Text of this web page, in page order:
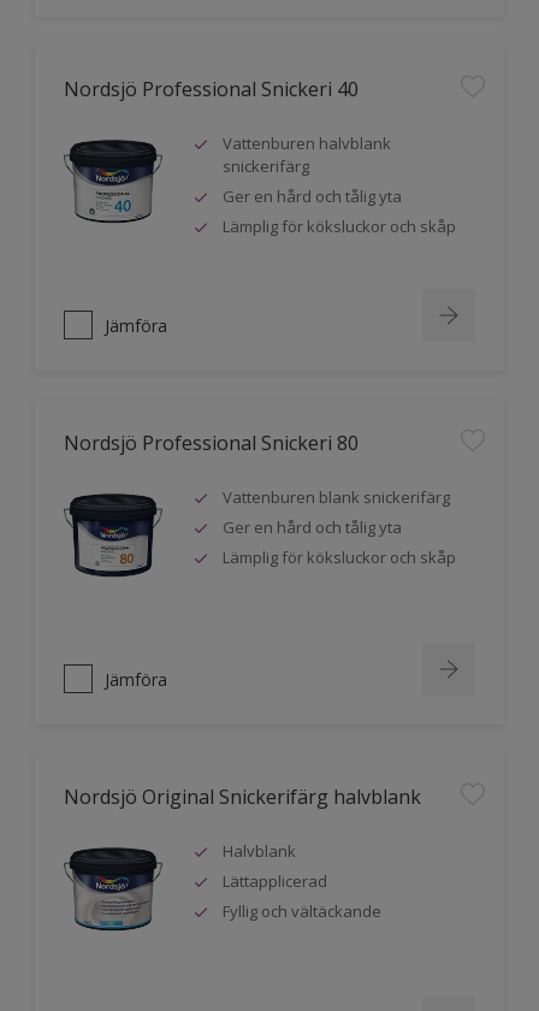
Nordsjö Professional Snickeri 40
Vattenburen halvblank
snickerifärg
Ger en hård och tålig yta
Lämplig för köksluckor och skåp
Jämföra
Nordsjö Professional Snickeri 80
Vattenburen blank snickerifärg
Ger en hård och tålig yta
Lämplig för köksluckor och skåp
Jämföra
Nordsjö Original Snickerifärg halvblank
Halvblank
Lättapplicerad
Fyllig och vältäckande